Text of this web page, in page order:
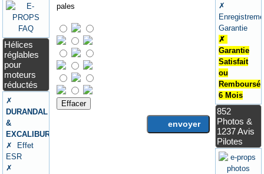
Hélices
réglables
pour
moteurs
réductés
✗
DURANDAL
&
EXCALIBUR
✗ Effet
ESR
✗
pales
Effacer
envoyer
✗
Garantie
✗
Garantie
Satisfait
ou
Remboursé
6 Mois
852
Photos &
1237 Avis
Pilotes